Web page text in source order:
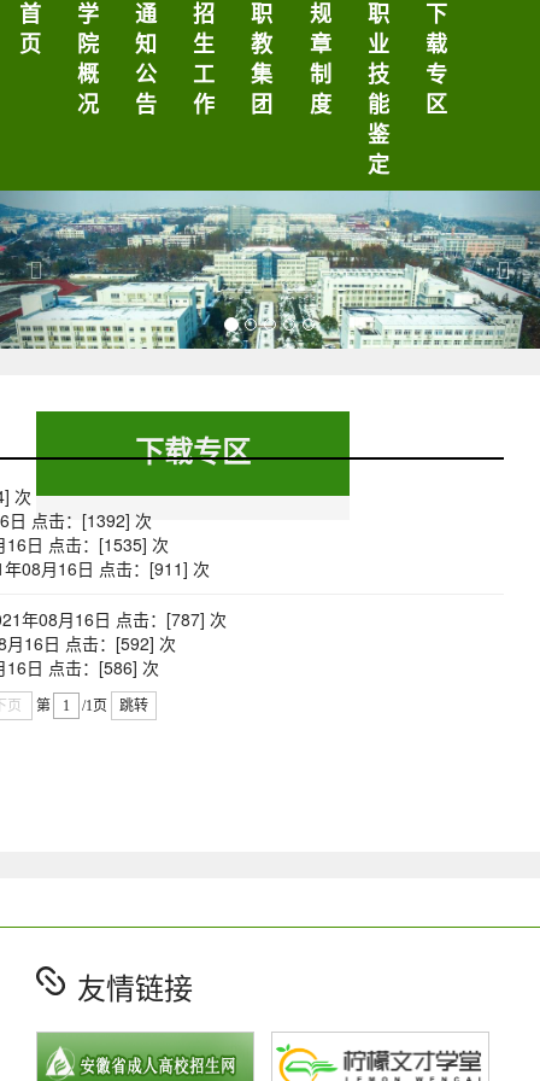
首
页
学
院
概
况
通
知
公
告
招
生
工
作
职
教
集
团
规
章
制
度
职
业
技
能
鉴
定
下
载
专
区
Previous
下载专区
] 次
点击：[1392] 次
日 点击：[1535] 次
08月16日 点击：[911] 次
年08月16日 点击：[787] 次
16日 点击：[592] 次
日 点击：[586] 次
页 第 /1页 跳转
友情链接